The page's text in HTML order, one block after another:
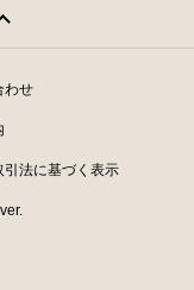
わせ
引法に基づく表示